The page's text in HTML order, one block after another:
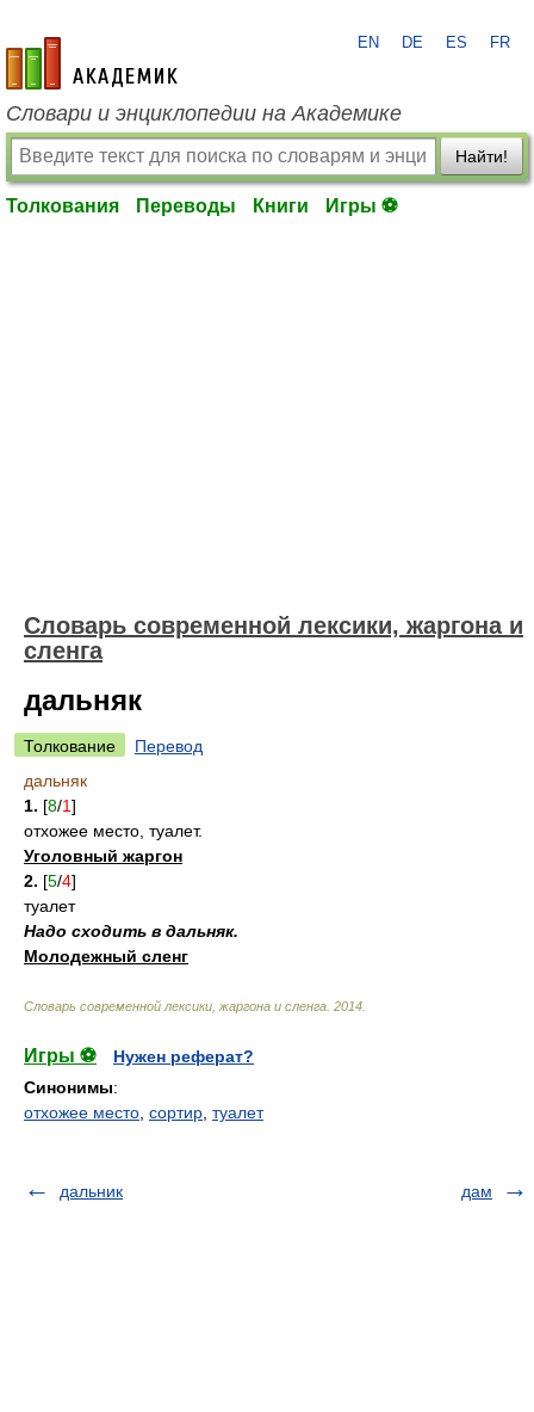
academic.ru
EN DE ES FR
Словари и энциклопедии на Академике
Найти!
Толкования Переводы Книги Игры ⚽
Cловарь современной лексики, жаргона и
сленга
дальняк
Толкование
Перевод
дальняк
1. [8/1]
отхожее место, туалет.
Уголовный жаргон
2. [5/4]
туалет
Надо сходить в дальняк.
Молодежный сленг
Cловарь современной лексики, жаргона и сленга 2014
Игры ⚽
Нужен реферат?
Синонимы:
отхожее место сортир туалет
дальник дам